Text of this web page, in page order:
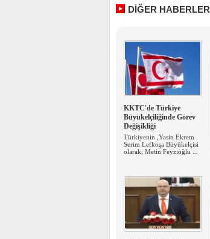
DİĞER HABERLER
KKTC'de Türkiye
Büyükelçiliğinde Görev
Değişikliği
Türkiyenin ,Yasin Ekrem
Serim Lefkoşa Büyükelçisi
olarak; Metin Feyzioğlu ...